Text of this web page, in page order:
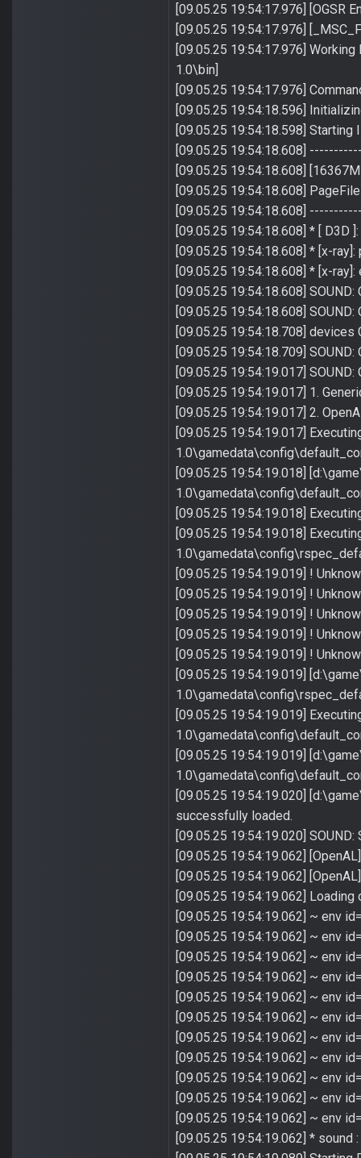
[09.05.25 19:54:17.976] [OGSR
[09.05.25 19:54:17.976]
[09.05.25 19:54:17.976]
1.0\bin]
[09.05.25 19:54:17.976]
[09.05.25 19:54:18.596]
[09.05.25 19:54:18.598] Starting
[09.05.25 19:54:18.608]
[09.05.25 19:54:18.608]
[09.05.25 19:54:18.608]
[09.05.25 19:54:18.608]
[09.05.25 19:54:18.608] * [ D3D
[09.05.25 19:54:18.608] * [x-
[09.05.25 19:54:18.608] * [x-
[09.05.25 19:54:18.608]
[09.05.25 19:54:18.608]
[09.05.25 19:54:18.708] devices
[09.05.25 19:54:18.709]
[09.05.25 19:54:19.017]
[09.05.25 19:54:19.017] 1.
[09.05.25 19:54:19.017] 2.
[09.05.25 19:54:19.017]
[09.05.25 19:54:19.018]
[09.05.25 19:54:19.018]
[09.05.25 19:54:19.018]
[09.05.25 19:54:19.019] !
[09.05.25 19:54:19.019] !
[09.05.25 19:54:19.019] !
[09.05.25 19:54:19.019] !
[09.05.25 19:54:19.019] !
[09.05.25 19:54:19.019]
[09.05.25 19:54:19.019]
[09.05.25 19:54:19.019]
[09.05.25 19:54:19.020]
successfully loaded.
[09.05.25 19:54:19.020]
[09.05.25 19:54:19.062]
[09.05.25 19:54:19.062]
[09.05.25 19:54:19.062] Loading
[09.05.25 19:54:19.062] ~ env
[09.05.25 19:54:19.062] ~ env
[09.05.25 19:54:19.062] ~ env
[09.05.25 19:54:19.062] ~ env
[09.05.25 19:54:19.062] ~ env
[09.05.25 19:54:19.062] ~ env
[09.05.25 19:54:19.062] ~ env
[09.05.25 19:54:19.062] ~ env
[09.05.25 19:54:19.062] ~ env
[09.05.25 19:54:19.062] ~ env
[09.05.25 19:54:19.062] ~ env
[09.05.25 19:54:19.062] *